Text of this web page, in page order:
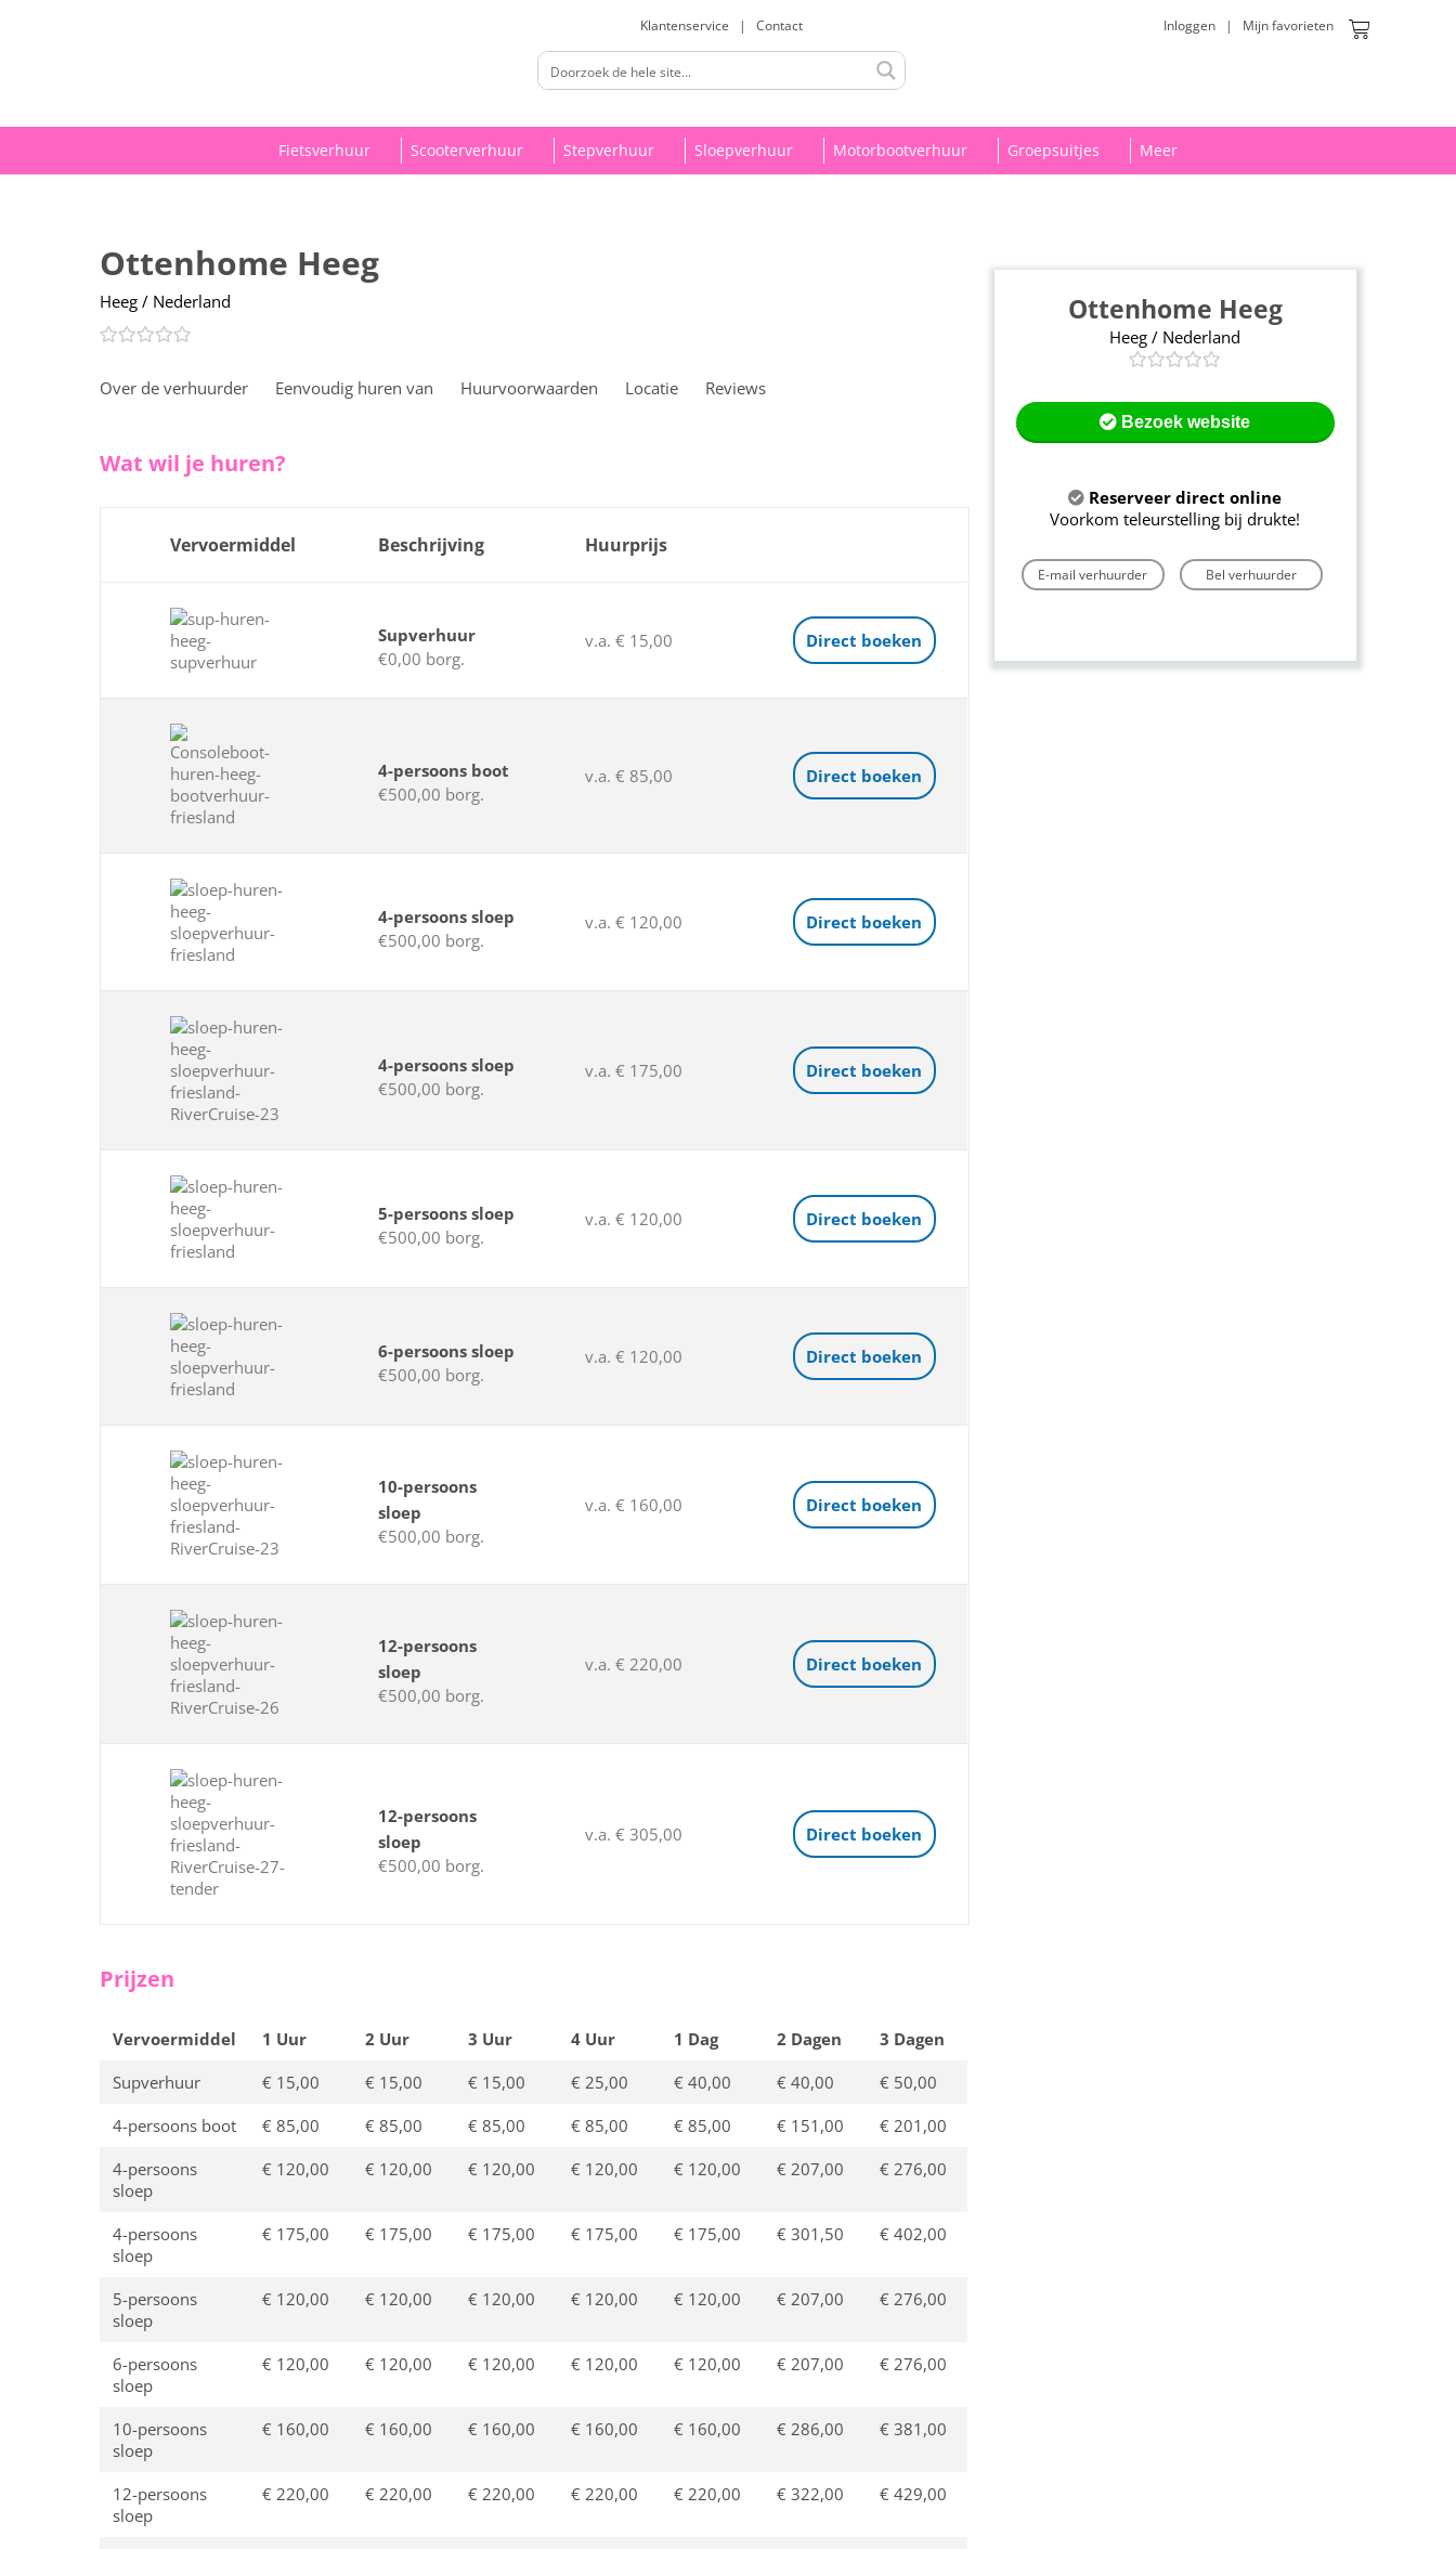
Klantenservice | Contact Inloggen | Mijn favorieten
Fietsverhuur Scooterverhuur Stepverhuur Sloepverhuur Motorbootverhuur Groepsuitjes Meer
Ottenhome Heeg
Heeg / Nederland
Over de verhuurder Eenvoudig huren van Huurvoorwaarden Locatie Reviews
Wat wil je huren?
Vervoermiddel Beschrijving Huurprijs
Supverhuur
€0,00 borg.
v.a. € 15,00 Direct boeken
4-persoons boot
€500,00 borg.
v.a. € 85,00 Direct boeken
4-persoons sloep
€500,00 borg.
v.a. € 120,00 Direct boeken
4-persoons sloep
€500,00 borg.
v.a. € 175,00 Direct boeken
5-persoons sloep
€500,00 borg.
v.a. € 120,00 Direct boeken
6-persoons sloep
€500,00 borg.
v.a. € 120,00 Direct boeken
10-persoons
sloep
€500,00 borg.
v.a. € 160,00 Direct boeken
12-persoons
sloep
€500,00 borg.
v.a. € 220,00 Direct boeken
12-persoons
sloep
€500,00 borg.
v.a. € 305,00 Direct boeken
Ottenhome Heeg
Heeg / Nederland
Bezoek website
Reserveer direct online
Voorkom teleurstelling bij drukte!
E-mail verhuurder Bel verhuurder
Prijzen
Vervoermiddel 1 Uur 2 Uur 3 Uur 4 Uur 1 Dag 2 Dagen 3 Dagen
Supverhuur
€ 15,00 € 15,00 € 15,00 € 25,00 € 40,00 € 40,00 € 50,00
4-persoons boot
€ 85,00 € 85,00 € 85,00 € 85,00 € 85,00 € 151,00 € 201,00
4-persoons
sloep
€ 120,00 € 120,00 € 120,00 € 120,00 € 120,00 € 207,00 € 276,00
4-persoons
sloep
€ 175,00 € 175,00 € 175,00 € 175,00 € 175,00 € 301,50 € 402,00
5-persoons
sloep
€ 120,00 € 120,00 € 120,00 € 120,00 € 120,00 € 207,00 € 276,00
6-persoons
sloep
€ 120,00 € 120,00 € 120,00 € 120,00 € 120,00 € 207,00 € 276,00
10-persoons
sloep
€ 160,00 € 160,00 € 160,00 € 160,00 € 160,00 € 286,00 € 381,00
12-persoons
sloep
€ 220,00 € 220,00 € 220,00 € 220,00 € 220,00 € 322,00 € 429,00